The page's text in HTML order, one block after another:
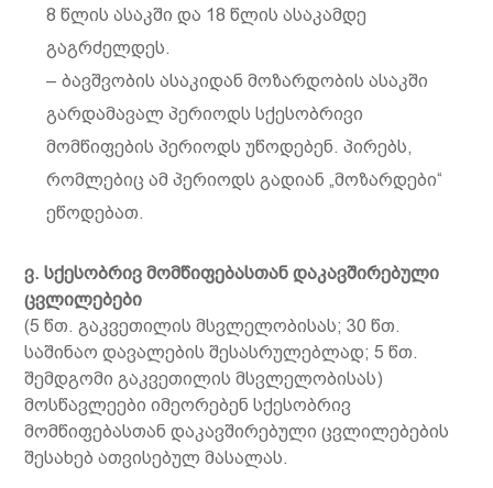
8 წლის ასაკში და 18 წლის ასაკამდე
გაგრძელდეს.
– ბავშვობის ასაკიდან მოზარდობის ასაკში
გარდამავალ პერიოდს სქესობრივი
მომწიფების პერიოდს უწოდებენ. პირებს,
რომლებიც ამ პერიოდს გადიან „მოზარდები“
ეწოდებათ.
ვ.სქესობრივ მომწიფებასთან დაკავშირებული
ცვლილებები
(5 წთ. გაკვეთილის მსვლელობისას; 30 წთ.
საშინაო დავალების შესასრულებლად; 5 წთ.
შემდგომი გაკვეთილის მსვლელობისას)
მოსწავლეები იმეორებენ სქესობრივ
მომწიფებასთან დაკავშირებული ცვლილებების
შესახებ ათვისებულ მასალას.